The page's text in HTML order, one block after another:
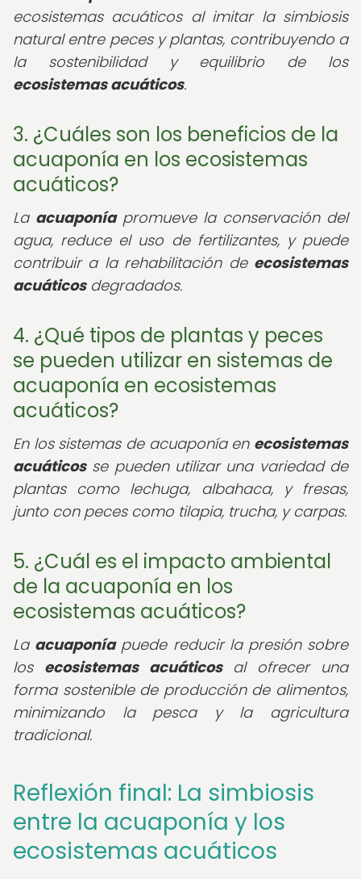
ecosistemas acuáticos al imitar la simbiosis
natural entre peces y plantas, contribuyendo a
la sostenibilidad y equilibrio de los
ecosistemas acuáticos.
3. ¿Cuáles son los beneficios de la
acuaponía en los ecosistemas
acuáticos?
La acuaponíapromueve la conservación del
agua, reduce el uso de fertilizantes, y puede
contribuir a la rehabilitación de ecosistemas
acuáticosdegradados.
4. ¿Qué tipos de plantas y peces
se pueden utilizar en sistemas de
acuaponía en ecosistemas
acuáticos?
En los sistemas de acuaponía en ecosistemas
acuáticosse pueden utilizar una variedad de
plantas como lechuga, albahaca, y fresas,
junto con peces como tilapia, trucha, y carpas.
5. ¿Cuál es el impacto ambiental
de la acuaponía en los
ecosistemas acuáticos?
La acuaponíapuede reducir la presión sobre
los ecosistemas acuáticosal ofrecer una
forma sostenible de producción de alimentos,
minimizando la pesca y la agricultura
tradicional.
Reflexión final: La simbiosis
entre la acuaponía y los
ecosistemas acuáticos